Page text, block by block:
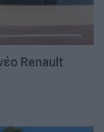
Renault